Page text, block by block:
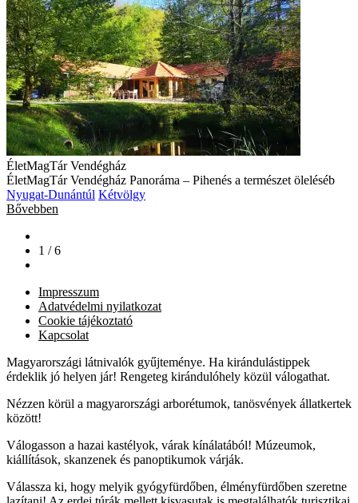
ÉletMagTár Vendégház
ÉletMagTár Vendégház Panoráma – Pihenés a természet öleléséb
Nyugat-Dunántúl Kétvölgy
Bővebben
1 / 6
Impresszum
Adatvédelmi nyilatkozat
Cookie tájékoztató
Kapcsolat
Magyarországi látnivalók gyűjteménye. Ha kirándulástippek
érdeklik jó helyen jár! Rengeteg kirándulóhely közül válogathat.
Nézzen körül a magyarországi arborétumok, tanösvények állatkertek
között!
Válogasson a hazai kastélyok, várak kínálatából! Múzeumok,
kiállítások, skanzenek és panoptikumok várják.
Válassza ki, hogy melyik gyógyfürdőben, élményfürdőben szeretne